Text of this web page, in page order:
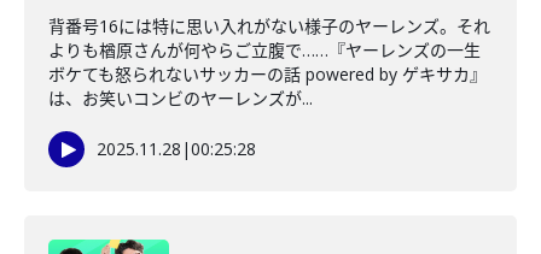
背番号16には特に思い入れがない様子のヤーレンズ。それ
よりも楢原さんが何やらご立腹で……『ヤーレンズの一生
ボケても怒られないサッカーの話 powered by ゲキサカ』
は、お笑いコンビのヤーレンズが...
2025.11.28 |00:25:28